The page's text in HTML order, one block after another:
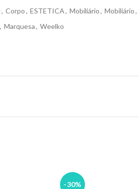
, Corpo, ESTETICA, Mobiliário, Mobiliário,
, Marquesa, Weelko
-30%